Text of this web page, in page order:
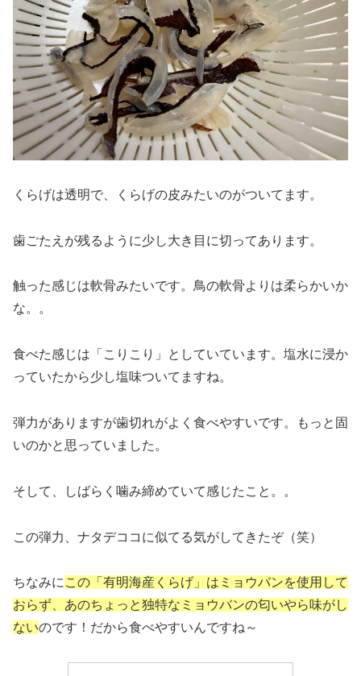
くらげは透明で、くらげの皮みたいのがついてます。
歯ごたえが残るように少し大き目に切ってあります。
触った感じは軟骨みたいです。鳥の軟骨よりは柔らかいか
な。。
食べた感じは「こりこり」としていています。塩水に浸か
っていたから少し塩味ついてますね。
弾力がありますが歯切れがよく食べやすいです。もっと固
いのかと思っていました。
そして、しばらく噛み締めていて感じたこと。。
この弾力、ナタデココに似てる気がしてきたぞ（笑）
ちなみに この「有明海産くらげ」はミョウバンを使用して
おらず、あのちょっと独特なミョウバンの匂いやら味がし
ないのです！だから食べやすいんですね～